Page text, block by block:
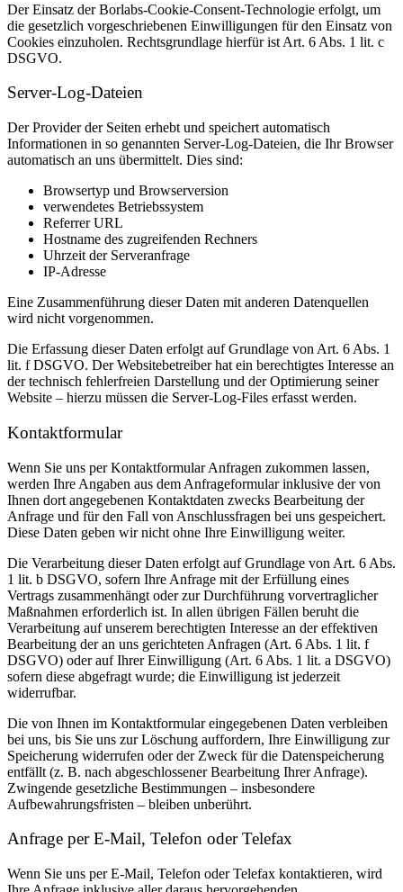
Der Einsatz der Borlabs-Cookie-Consent-Technologie erfolgt, um
die gesetzlich vorgeschriebenen Einwilligungen für den Einsatz von
Cookies einzuholen. Rechtsgrundlage hierfür ist Art. 6 Abs. 1 lit. c
DSGVO.
Server-Log-Dateien
Der Provider der Seiten erhebt und speichert automatisch
Informationen in so genannten Server-Log-Dateien, die Ihr Browser
automatisch an uns übermittelt. Dies sind:
Browsertyp und Browserversion
verwendetes Betriebssystem
Referrer URL
Hostname des zugreifenden Rechners
Uhrzeit der Serveranfrage
IP-Adresse
Eine Zusammenführung dieser Daten mit anderen Datenquellen
wird nicht vorgenommen.
Die Erfassung dieser Daten erfolgt auf Grundlage von Art. 6 Abs. 1
lit. f DSGVO. Der Websitebetreiber hat ein berechtigtes Interesse an
der technisch fehlerfreien Darstellung und der Optimierung seiner
Website – hierzu müssen die Server-Log-Files erfasst werden.
Kontaktformular
Wenn Sie uns per Kontaktformular Anfragen zukommen lassen,
werden Ihre Angaben aus dem Anfrageformular inklusive der von
Ihnen dort angegebenen Kontaktdaten zwecks Bearbeitung der
Anfrage und für den Fall von Anschlussfragen bei uns gespeichert.
Diese Daten geben wir nicht ohne Ihre Einwilligung weiter.
Die Verarbeitung dieser Daten erfolgt auf Grundlage von Art. 6 Abs.
1 lit. b DSGVO, sofern Ihre Anfrage mit der Erfüllung eines
Vertrags zusammenhängt oder zur Durchführung vorvertraglicher
Maßnahmen erforderlich ist. In allen übrigen Fällen beruht die
Verarbeitung auf unserem berechtigten Interesse an der effektiven
Bearbeitung der an uns gerichteten Anfragen (Art. 6 Abs. 1 lit. f
DSGVO) oder auf Ihrer Einwilligung (Art. 6 Abs. 1 lit. a DSGVO)
sofern diese abgefragt wurde; die Einwilligung ist jederzeit
widerrufbar.
Die von Ihnen im Kontaktformular eingegebenen Daten verbleiben
bei uns, bis Sie uns zur Löschung auffordern, Ihre Einwilligung zur
Speicherung widerrufen oder der Zweck für die Datenspeicherung
entfällt (z. B. nach abgeschlossener Bearbeitung Ihrer Anfrage).
Zwingende gesetzliche Bestimmungen – insbesondere
Aufbewahrungsfristen – bleiben unberührt.
Anfrage per E-Mail, Telefon oder Telefax
Wenn Sie uns per E-Mail, Telefon oder Telefax kontaktieren, wird